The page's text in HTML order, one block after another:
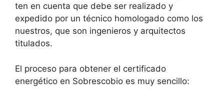
ten en cuenta que debe ser realizado y
expedido por un técnico homologado como los
nuestros, que son ingenieros y arquitectos
titulados.
El proceso para obtener el certificado
energético en Sobrescobio es muy sencillo: